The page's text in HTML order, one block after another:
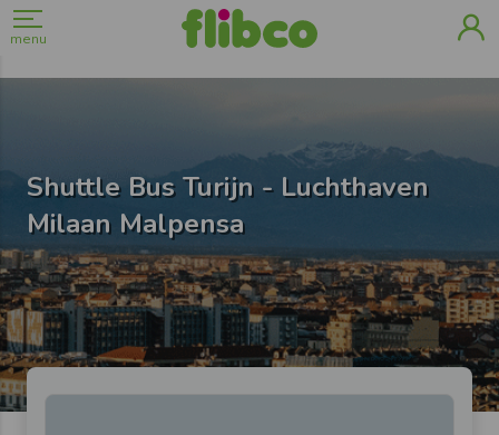
menu
Shuttle Bus Turijn - Luchthaven
Milaan Malpensa